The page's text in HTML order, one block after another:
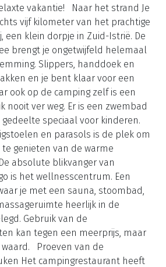
vakantie! Naar het strand Je
vijf kilometer van het prachtige
een klein dorpje in Zuid-Istrië. De
brengt je ongetwijfeld helemaal
Slippers, handdoek en
en je bent klaar voor een
ook op de camping zelf is een
nooit ver weg. Er is een zwembad
speciaal voor kinderen.
en parasols is de plek om
genieten van de warme
absolute blikvanger van
is het wellnesscentrum. Een
je met een sauna, stoombad,
heerlijk in de
Gebruik van de
kan tegen een meerprijs, maar
Proeven van de
Het campingrestaurant heeft